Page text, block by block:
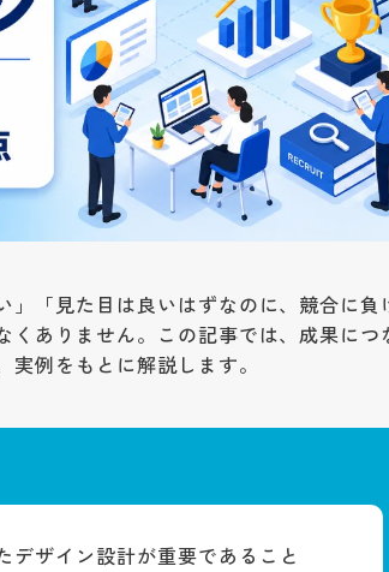
採用ツール制作
採用支援(コンサルティング・求人媒体)
サービスサイト制作
商品サービス紹介動画制作
企業パンフレット制作
営業パンフレット制作
よくある質問
プライバシーポリシー
」「見た目は良いはずなのに、競合に負
ありません。この記事では、成果につ
例をもとに解説します。
デザイン設計が重要であること